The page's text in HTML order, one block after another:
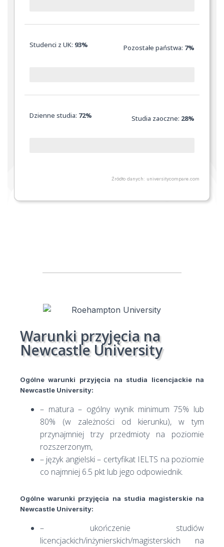
Studenci z UK: 93% Pozostałe państwa: 7%
Dzienne studia: 72% Studia zaoczne: 28%
Źródło danych: universitycompare.com
Warunki przyjęcia na
Newcastle University
Ogólne warunki przyjęcia na studia licencjackie na
Newcastle University:
– matura – ogólny wynik minimum 75% lub
80% (w zależności od kierunku), w tym
przynajmniej trzy przedmioty na poziomie
rozszerzonym,
– język angielski – certyfikat IELTS na poziomie
co najmniej 6.5 pkt lub jego odpowiednik.
Ogólne warunki przyjęcia na studia magisterskie na
Newcastle University:
– ukończenie studiów
licencjackich/inżynierskich/magisterskich na